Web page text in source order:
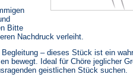
Bitte
Nachdruck verleiht.
– dieses Stück ist ein
bewegt. Ideal für Chöre jeglicher
geistlichen Stück suchen.